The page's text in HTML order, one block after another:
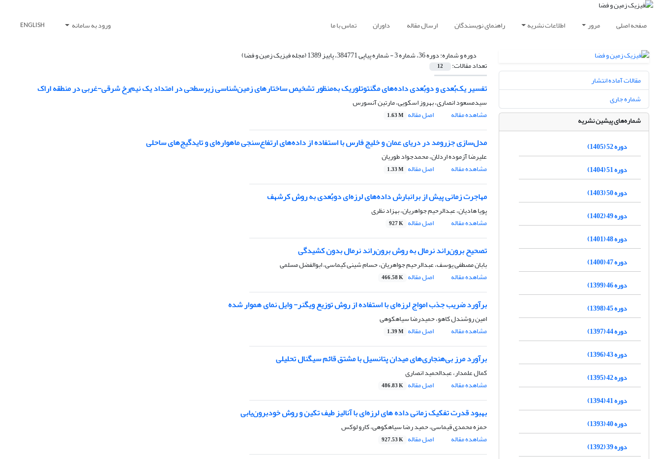
صفحه اصلی مرور اطلاعات نشریه راهنمای نویسندگان ارسال مقاله داوران تماس با ما ورود به سامانه ENGLISH
دوره و شماره:دوره 36، شماره 3 - شماره پیاپی 384771، پاییز 1389 (مجله فیزیک زمین و فضا)
تعداد مقالات: 12
تفسیر یک‌بُعدی و دوبُعدی داده‌های مگنتوتلوریک به‌منظور تشخیص ساختارهای زمین‌شناسی زیرسطحی در امتداد یک نیم‌رخ شرقی-غربی در منطقه اراک
سیدمسعود انصاری، بهروز اسکویی، مارتین آنسورس
مشاهده مقاله
اصل مقاله 1.63 M
مدل‌سازی جزرومد در دریای عمان و خلیج فارس با استفاده از داده‌های ارتفاع‌سنجی ماهواره‌ای و تایدگیج‌های ساحلی
علیرضا آزموده اردلان، محمدجواد طوریان
مشاهده مقاله
اصل مقاله 1.33 M
مهاجرت زمانی پیش از برانبارش داده‌های لرزه‌ای دوبُعدی به روش کرشهف
پویا هادیان، عبدالرحیم جواهریان، بهزاد نظری
مشاهده مقاله
اصل مقاله 927 K
تصحیح برون‌راند نرمال به روش برون‌راند نرمال بدون کشیدگی
بابان مصطفی یوسف، عبدالرحیم جواهریان، حسام شینی کیماسی، ابوالفضل مسلمی
مشاهده مقاله
اصل مقاله 466.58 K
برآورد ضریب جذب امواج لرزه‌ای با استفاده از روش توزیع ویگنر- وایل نمای هموار ‌شده
امین روشندل کاهو، حمیدرضا سیاهکوهی
مشاهده مقاله
اصل مقاله 1.39 M
برآورد مرز بی‌هنجاری‌های میدان پتانسیل با مشتق قائم سیگنال تحلیلی
کمال علمدار، عبدالحمید انصاری
مشاهده مقاله
اصل مقاله 486.83 K
بهبود قدرت تفکیک زمانی داده های لرزه‌ای با آنالیز طیف تکین و روش خودبرون‌یابی
حمزه محمدی قیماسی، حمید رضا سیاهکوهی، کارو لوکس
مشاهده مقاله
اصل مقاله 927.53 K
مقالات آماده انتشار
شماره جاری
شماره‌های پیشین نشریه
دوره 52 (1405)
دوره 51 (1404)
دوره 50 (1403)
دوره 49 (1402)
دوره 48 (1401)
دوره 47 (1400)
دوره 46 (1399)
دوره 45 (1398)
دوره 44 (1397)
دوره 43 (1396)
دوره 42 (1395)
دوره 41 (1394)
دوره 40 (1393)
دوره 39 (1392)